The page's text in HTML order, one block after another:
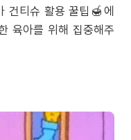
건티슈 활용 꿀팁🍯에
육아를 위해 집중해주